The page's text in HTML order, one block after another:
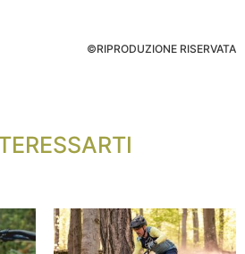
©RIPRODUZIONE RISERVATA